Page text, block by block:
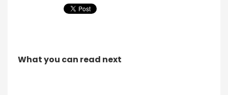
What you can read next